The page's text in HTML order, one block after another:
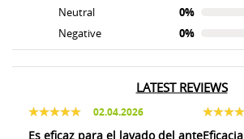
Neutral
0%
Negative
0%
LATEST REVIEWS
02.04.2026
Es eficaz para el lavado del anteEficacia